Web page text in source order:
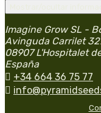
Imagine Grow SL -
Avinguda Carrilet
08907 L'Hospitalet
España
 +34 664 36 75 77
